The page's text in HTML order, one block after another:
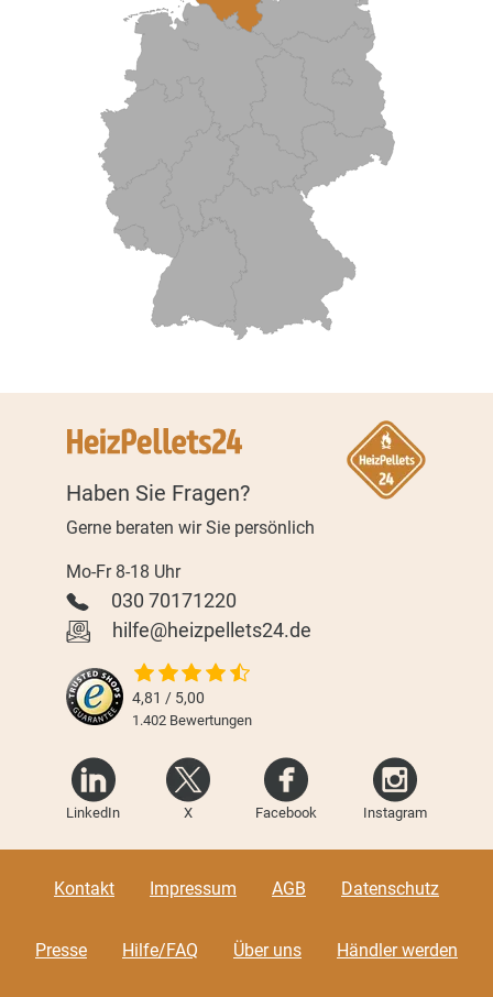
Haben Sie Fragen?
Gerne beraten wir Sie persönlich
Mo-Fr 8-18 Uhr
030 70171220
hilfe@heizpellets24.de
4,81 / 5,00
1.402 Bewertungen
LinkedIn X Facebook Instagram
Kontakt Impressum AGB Datenschutz
Presse Hilfe/FAQ Über uns Händler werden